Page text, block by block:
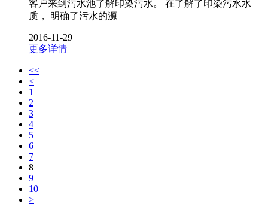
客户来到污水池了解印染污水。 在了解了印染污水水
质， 明确了污水的源
2016-11-29
更多详情
<<
<
1
2
3
4
5
6
7
8
9
10
>